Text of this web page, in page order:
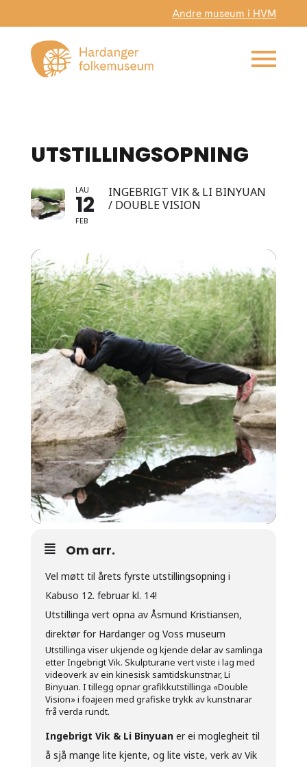
Andre museum i HVM
UTSTILLINGSOPNING
LAU
12
FEB
INGEBRIGT VIK & LI BINYUAN
/ DOUBLE VISION
Om arr.
Vel møtt til årets fyrste utstillingsopning i
Kabuso 12. februar kl. 14!
Utstillinga vert opna av Åsmund Kristiansen,
direktør for Hardanger og Voss museum
Utstillinga viser ukjende og kjende delar av samlinga
etter Ingebrigt Vik. Skulpturane vert viste i lag med
videoverk av ein kinesisk samtidskunstnar, Li
Binyuan. I tillegg opnar grafikkutstillinga «Double
Vision» i foajeen med grafiske trykk av kunstnarar
frå verda rundt.
Ingebrigt Vik & Li Binyuaner ei moglegheit til
å sjå mange lite kjente, og lite viste, verk av Vik